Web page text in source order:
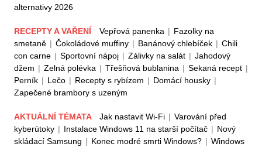
alternativy 2026
RECEPTY A VAŘENÍ Vepřová panenka | Fazolky na
smetaně | Čokoládové muffiny | Banánový chlebíček | Chili
con carne | Sportovní nápoj | Zálivky na salát | Jahodový
džem | Zelná polévka | Třešňová bublanina | Sekaná recept |
Perník | Lečo | Recepty s rybízem | Domácí housky |
Zapečené brambory s uzeným
AKTUÁLNÍ TÉMATA Jak nastavit Wi-Fi | Varování před
kyberútoky | Instalace Windows 11 na starší počítač | Nový
skládací Samsung | Konec modré smrti Windows? | Windows